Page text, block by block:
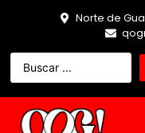
Norte de